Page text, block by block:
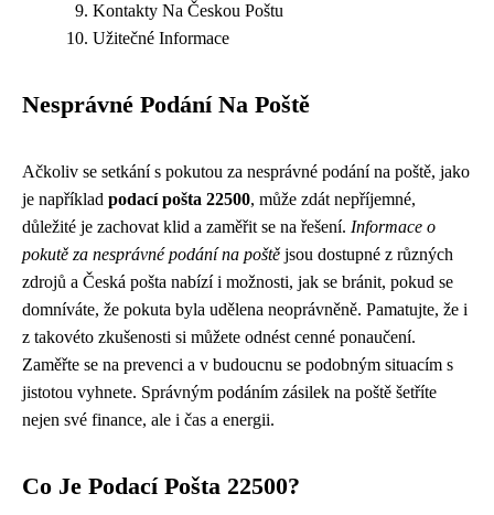
Kontakty Na Českou Poštu
Užitečné Informace
Nesprávné Podání Na Poště
Ačkoliv se setkání s pokutou za nesprávné podání na poště, jako
je například podací pošta 22500, může zdát nepříjemné,
důležité je zachovat klid a zaměřit se na řešení. Informace o
pokutě za nesprávné podání na poště jsou dostupné z různých
zdrojů a Česká pošta nabízí i možnosti, jak se bránit, pokud se
domníváte, že pokuta byla udělena neoprávněně. Pamatujte, že i
z takovéto zkušenosti si můžete odnést cenné ponaučení.
Zaměřte se na prevenci a v budoucnu se podobným situacím s
jistotou vyhnete. Správným podáním zásilek na poště šetříte
nejen své finance, ale i čas a energii.
Co Je Podací Pošta 22500?